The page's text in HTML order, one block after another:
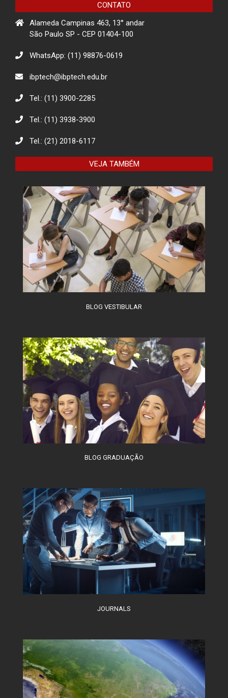
CONTATO
Alameda Campinas 463, 13° andar
São Paulo SP - CEP 01404-100
WhatsApp: (11) 98876-0619
ibptech@ibptech.edu.br
Tel.: (11) 3900-2285
Tel.: (11) 3938-3900
Tel.: (21) 2018-6117
VEJA TAMBÉM
BLOG VESTIBULAR
BLOG GRADUAÇÃO
JOURNALS